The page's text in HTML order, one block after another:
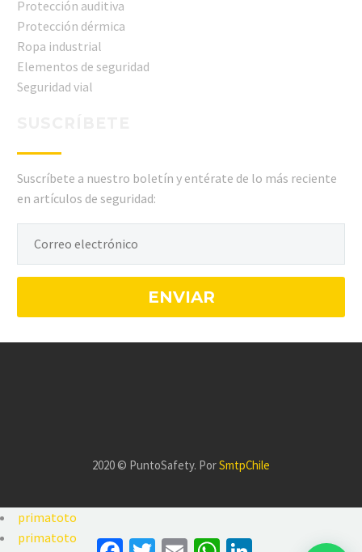
Protección auditiva
Protección dérmica
Ropa industrial
Elementos de seguridad
Seguridad vial
Suscríbete a nuestro boletín y entérate de lo más reciente
en artículos de seguridad:
2020 © PuntoSafety. PorSmtpChile
FacebookTwitterEmail WhatsApp
primatoto
primatoto